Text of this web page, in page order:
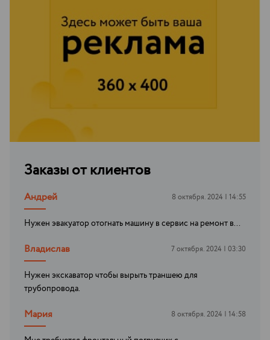
Заказы от клиентов
Андрей 8 октября. 2024 | 14:55
Нужен эвакуатор отогнать машину в сервис на ремонт в...
Владислав 7 октября. 2024 | 03:30
Нужен экскаватор чтобы вырыть траншею для
трубопровода.
Мария 8 октября. 2024 | 14:58